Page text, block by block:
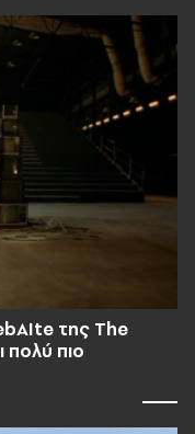
της The
πιο